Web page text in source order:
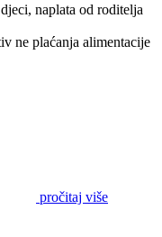
naplata od roditelja
ne plaćanja alimentacije
pročitaj više